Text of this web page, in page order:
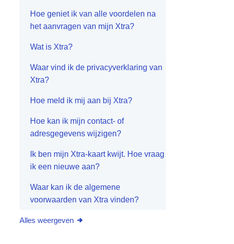
Hoe geniet ik van alle voordelen na
het aanvragen van mijn Xtra?
Wat is Xtra?
Waar vind ik de privacyverklaring van
Xtra?
Hoe meld ik mij aan bij Xtra?
Hoe kan ik mijn contact- of
adresgegevens wijzigen?
Ik ben mijn Xtra-kaart kwijt. Hoe vraag
ik een nieuwe aan?
Waar kan ik de algemene
voorwaarden van Xtra vinden?
Alles weergeven